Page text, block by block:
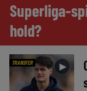
Superliga-
hold?
TRANSFER ►